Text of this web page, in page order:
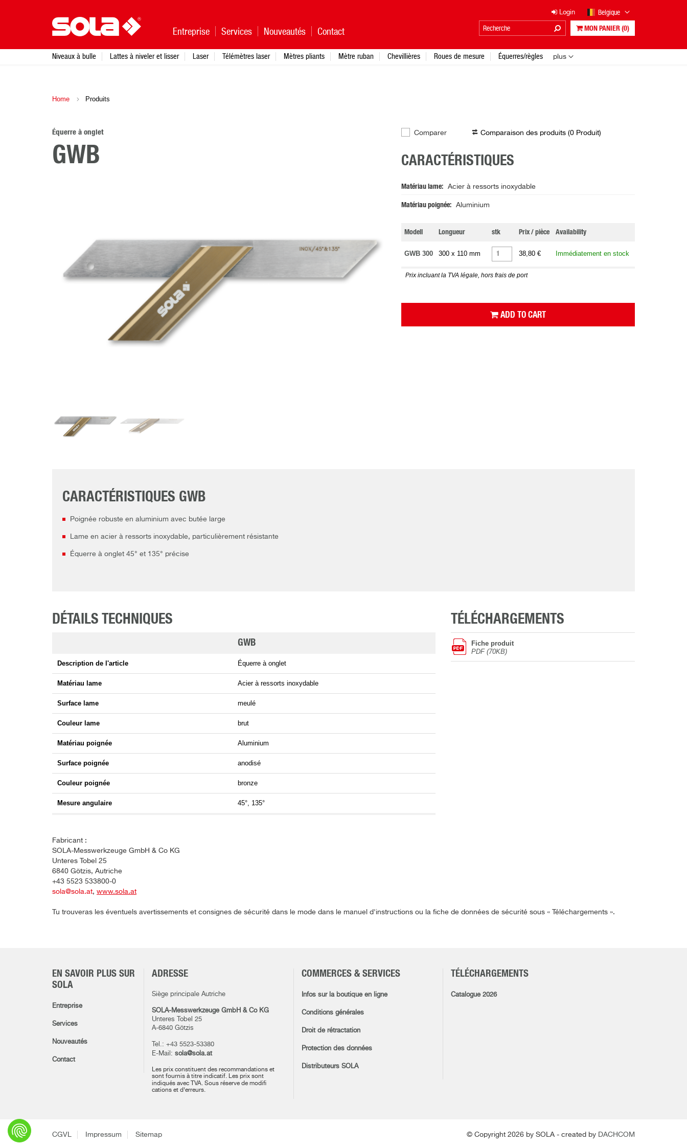
Home Produits
Équerre à onglet
GWB
Comparer Comparaison des produits (0 Produit)
CARACTÉRISTIQUES
Matériau lame Acier à ressorts inoxydable
Matériau poignée Aluminium
Modell Longueur stk Prix / pièce Availability
GWB 300 300 x 110 mm 38,80 € Immédiatement en stock
Prix incluant la TVA légale, hors frais de port
ADD TO CART
CARACTÉRISTIQUES GWB
Poignée robuste en aluminium avec butée large
Lame en acier à ressorts inoxydable, particulièrement résistante
Équerre à onglet 45° et 135° précise
DÉTAILS TECHNIQUES
GWB
Description de l'article Équerre à onglet
Matériau lame Acier à ressorts inoxydable
Surface lame meulé
Couleur lame brut
Matériau poignée Aluminium
Surface poignée anodisé
Couleur poignée bronze
Mesure angulaire 45°, 135°
TÉLÉCHARGEMENTS
Fiche produit
PDF (70KB)
Fabricant :
SOLA-Messwerkzeuge GmbH & Co KG
Unteres Tobel 25
6840 Götzis, Autriche
+43 5523 533800-0
sola@sola.at, www.sola.at
Tu trouveras les éventuels avertissements et consignes de sécurité dans le mode dans le manuel d'instructions ou la fiche de données de sécurité sous « Téléchargements ».
EN SAVOIR PLUS SUR
SOLA
Entreprise
Services
Nouveautés
Contact
ADRESSE
Siège principale Autriche
SOLA-Messwerkzeuge GmbH & Co KG
Unteres Tobel 25
A-6840 Götzis
Tel.: +43 5523-53380
E-Mail: sola@sola.at
Les prix constituent des recommandations et
sont fournis à titre indicatif. Les prix sont
indiqués avec TVA. Sous réserve de modifi
cations et d‘erreurs.
COMMERCES & SERVICES
Infos sur la boutique en ligne
Conditions générales
Droit de rétractation
Protection des données
Distributeurs SOLA
TÉLÉCHARGEMENTS
Catalogue 2026
CGVL Impressum Sitemap © Copyright 2026 by SOLA - created by DACHCOM
Entreprise Services Nouveautés Contact
Login Belgique
MON PANIER (0)
Niveaux à bulle Lattes à niveler et lisser Laser Télémètres laser Mètres pliants Mètre ruban Chevillières Roues de mesure Équerres/règles plus